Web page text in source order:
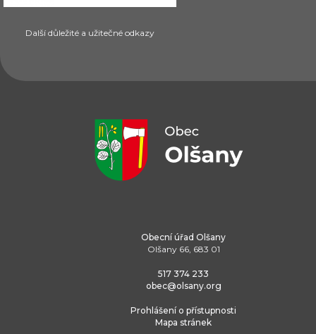
Další důležité a užitečné odkazy
Obecní úřad Olšany
Olšany 66, 683 01
517 374 233
obec@olsany.org
Prohlášení o přístupnosti
Mapa stránek